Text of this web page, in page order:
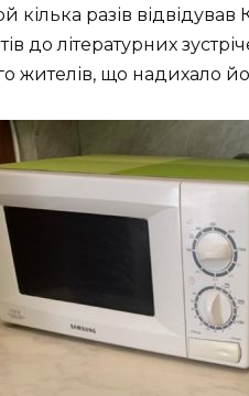
кілька разів
до літературних
жителів, що надихало